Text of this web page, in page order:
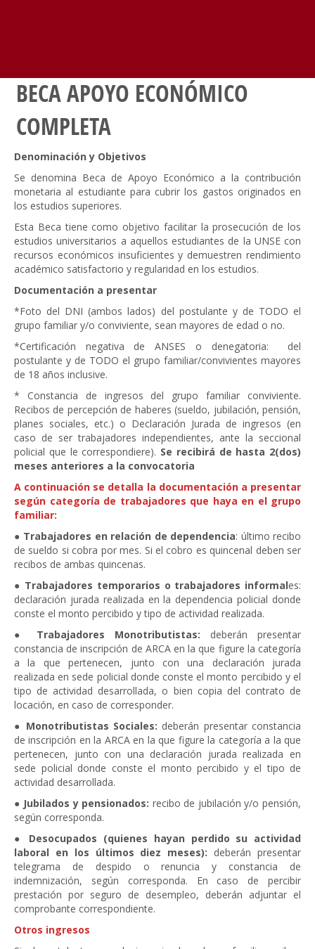
BECA APOYO ECONÓMICO
COMPLETA
Denominación y Objetivos
Se denomina Beca de Apoyo Económico a la contribución
monetaria al estudiante para cubrir los gastos originados en
los estudios superiores.
Esta Beca tiene como objetivo facilitar la prosecución de los
estudios universitarios a aquellos estudiantes de la UNSE con
recursos económicos insuficientes y demuestren rendimiento
académico satisfactorio y regularidad en los estudios.
Documentación a presentar
*Foto del DNI (ambos lados) del postulante y de TODO el
grupo familiar y/o conviviente, sean mayores de edad o no.
*Certificación negativa de ANSES o denegatoria: del
postulante y de TODO el grupo familiar/convivientes mayores
de 18 años inclusive.
* Constancia de ingresos del grupo familiar conviviente.
Recibos de percepción de haberes (sueldo, jubilación, pensión,
planes sociales, etc.) o Declaración Jurada de ingresos (en
caso de ser trabajadores independientes, ante la seccional
policial que le correspondiere). Se recibirá de hasta 2(dos)
meses anteriores a la convocatoria
A continuación se detalla la documentación a presentar
según categoría de trabajadores que haya en el grupo
familiar:
● Trabajadores en relación de dependencia: último recibo
de sueldo si cobra por mes. Si el cobro es quincenal deben ser
recibos de ambas quincenas.
● Trabajadores temporarios o trabajadores informales:
declaración jurada realizada en la dependencia policial donde
conste el monto percibido y tipo de actividad realizada.
● Trabajadores Monotributistas: deberán presentar
constancia de inscripción de ARCA en la que figure la categoría
a la que pertenecen, junto con una declaración jurada
realizada en sede policial donde conste el monto percibido y el
tipo de actividad desarrollada, o bien copia del contrato de
locación, en caso de corresponder.
● Monotributistas Sociales: deberán presentar constancia
de inscripción en la ARCA en la que figure la categoría a la que
pertenecen, junto con una declaración jurada realizada en
sede policial donde conste el monto percibido y el tipo de
actividad desarrollada.
● Jubilados y pensionados: recibo de jubilación y/o pensión,
según corresponda.
● Desocupados (quienes hayan perdido su actividad
laboral en los últimos diez meses): deberán presentar
telegrama de despido o renuncia y constancia de
indemnización, según corresponda. En caso de percibir
prestación por seguro de desempleo, deberán adjuntar el
comprobante correspondiente.
Otros ingresos